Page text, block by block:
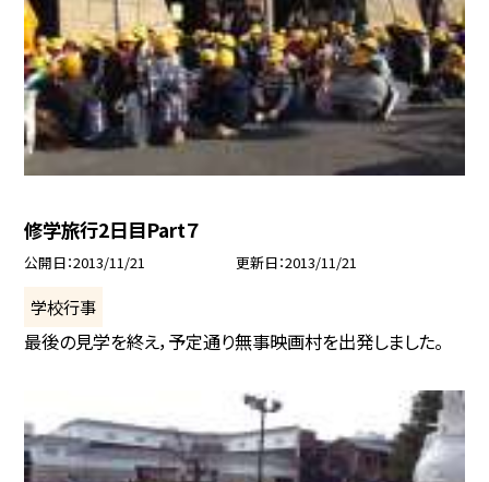
修学旅行2日目Part７
公開日 2013/11/21 更新日 2013/11/21
学校行事
最後の見学を終え，予定通り無事映画村を出発しました。